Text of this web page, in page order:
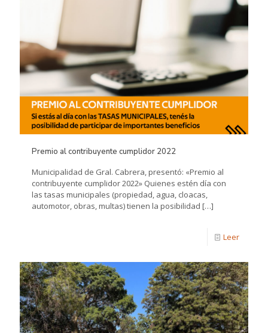
Premio al contribuyente cumplidor 2022
Municipalidad de Gral. Cabrera, presentó: «Premio al
contribuyente cumplidor 2022» Quienes estén día con
las tasas municipales (propiedad, agua, cloacas,
automotor, obras, multas) tienen la posibilidad […]
Leer